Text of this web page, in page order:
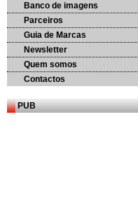
Banco de imagens
Parceiros
Guia de Marcas
Newsletter
Quem somos
Contactos
PUB